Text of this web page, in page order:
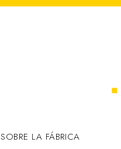
1
SOBRE LA FÁBRICA